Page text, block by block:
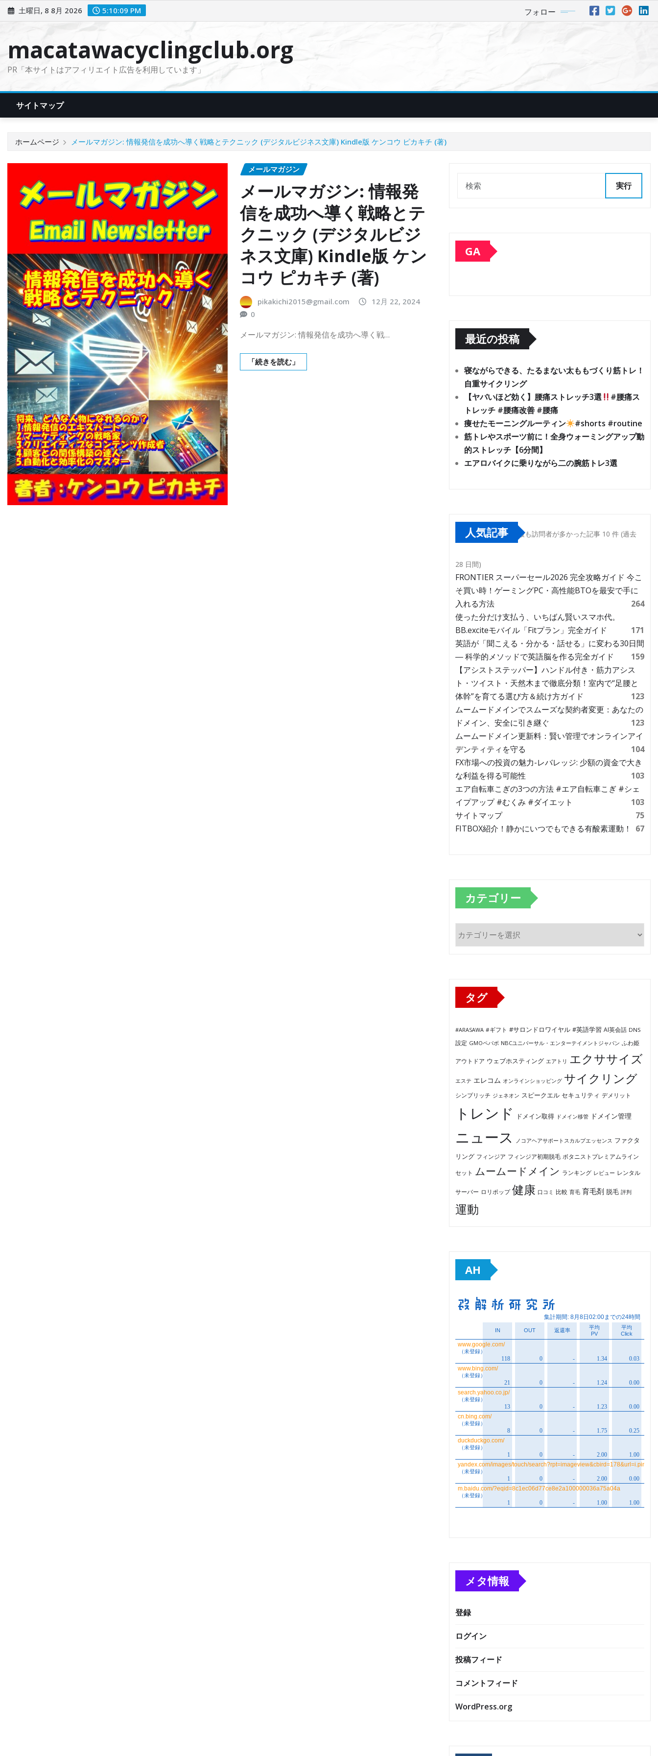
ン
土曜日, 8 8月 2026 5:10:10 PM フォロー
macatawacyclingclub.org
PR「本サイトはアフィリエイト広告を利用しています」
サイトマップ
ホームページ メールマガジン: 情報発信を成功へ導く戦略とテクニック (デジタルビジネス文庫) Kindle版 ケンコウ ピカキチ (著)
メールマガジン
メールマガジン: 情報発
信を成功へ導く戦略とテ
クニック (デジタルビジ
ネス文庫) Kindle版 ケン
コウ ピカキチ (著)
pikakichi2015@gmail.com
12月 22, 2024
0
メールマガジン: 情報発信を成功へ導く戦…
「続きを読む」
実行
GA
最近の投稿
寝ながらできる、たるまない太ももづくり筋トレ！
自重サイクリング
【ヤバいほど効く】腰痛ストレッチ3選
#腰痛ス
トレッチ #腰痛改善 #腰痛
痩せたモーニングルーティン
#shorts #routine
筋トレやスポーツ前に！全身ウォーミングアップ動
的ストレッチ【6分間】
エアロバイクに乗りながら二の腕筋トレ3選
人気記事 最も訪問者が多かった記事 10 件 (過去
28 日間)
FRONTIER スーパーセール2026 完全攻略ガイド 今こ
そ買い時！ゲーミングPC・高性能BTOを最安で手に
入れる方法
264
使った分だけ支払う、いちばん賢いスマホ代。
BB.exciteモバイル「Fitプラン」完全ガイド
171
英語が「聞こえる・分かる・話せる」に変わる30日間
― 科学的メソッドで英語脳を作る完全ガイド
159
【アシストステッパー】ハンドル付き・筋力アシス
ト・ツイスト・天然木まで徹底分類！室内で“足腰と
体幹”を育てる選び方＆続け方ガイド
123
ムームードメインでスムーズな契約者変更：あなたの
ドメイン、安全に引き継ぐ
123
ムームードメイン更新料：賢い管理でオンラインアイ
デンティティを守る
104
FX市場への投資の魅力-レバレッジ: 少額の資金で大き
な利益を得る可能性
103
エア自転車こぎの3つの方法 #エア自転車こぎ #シェ
イプアップ #むくみ #ダイエット
103
サイトマップ
75
FITBOX紹介！静かにいつでもできる有酸素運動！
67
カテゴリー
テ
タグ
#ARASAWA #ギフト #サロンドロワイヤル #英語学習 AI英会話 DNS
設定 GMOペパボ NBCユニバーサル・エンターテイメントジャパン ふわ姫
アウトドア ウェブホスティング エアトリ エクササイズ
エステ エレコム オンラインショッピング サイクリング
シンプリッチ ジェネオン スピークエル セキュリティ デメリット
トレンド ドメイン取得 ドメイン移管 ドメイン管理
ニュース ノコアヘアサポートスカルプエッセンス ファクタ
リング フィンジア フィンジア初期脱毛 ボタニストプレミアムライン
セット ムームードメイン ランキング レビュー レンタル
サーバー ロリポップ 健康 口コミ 比較 育毛 育毛剤 脱毛 評判
運動
AH
メタ情報
登録
ログイン
投稿フィード
コメントフィード
WordPress.org